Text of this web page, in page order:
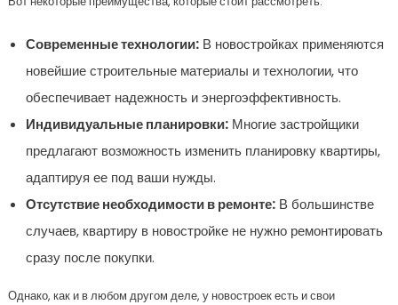
Современные технологии:В новостройках применяются
новейшие строительные материалы и технологии, что
обеспечивает надежность и энергоэффективность.
Индивидуальные планировки:Многие застройщики
предлагают возможность изменить планировку квартиры,
адаптируя ее под ваши нужды.
Отсутствие необходимости в ремонте:В большинстве
случаев, квартиру в новостройке не нужно ремонтировать
сразу после покупки.
Однако, как и в любом другом деле, у новостроек есть и свои